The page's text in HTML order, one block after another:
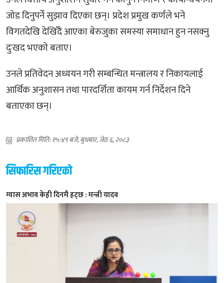
जोड दिनुपर्ने सुझाव दिएका छन्। प्रदेश प्रमुख कर्णले भने
विगतदेखि देखिँदै आएका बेरुजुका समस्या समाधान हुन नसक्नु
दुःखद भएको बताए।
उनले प्रतिवेदन अध्ययन गरी सम्बन्धित मन्त्रालय र निकायलाई
आर्थिक अनुशासन तथा पारदर्शिता कायम गर्न निर्देशन दिने
बताएका छन्।
प्रकाशित मिति: १५:४९ बजे, बुधबार, जेठ ६, २०८३
सिफारिस गरिएको
ग्यास अभाव केही दिनमै हट्छ : मन्त्री यादव